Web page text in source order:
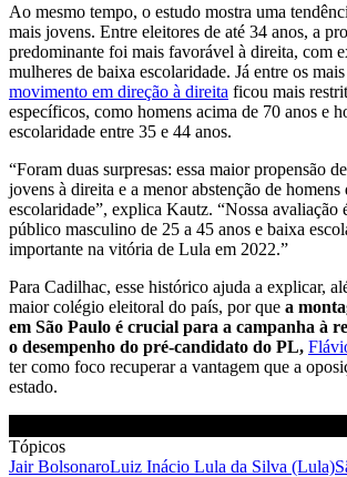
Ao mesmo tempo, o estudo mostra uma
mais jovens. Entre eleitores de até 34 anos, a
predominante foi mais favorável à direita, com
mulheres de baixa escolaridade. Já entre os
movimento em direção à direita ficou mais
específicos, como homens acima de 70 anos e
escolaridade entre 35 e 44 anos.
“Foram duas surpresas: essa maior propensão
jovens à direita e a menor abstenção de homens
escolaridade”, explica Kautz. “Nossa avaliação
público masculino de 25 a 45 anos e baixa
importante na vitória de Lula em 2022.”
Para Cadilhac, esse histórico ajuda a explicar,
maior colégio eleitoral do país, por que a
em São Paulo é crucial para a campanha à
o desempenho do pré-candidato do PL,
ter como foco recuperar a vantagem que a
estado.
Tópicos
Jair BolsonaroLuiz Inácio Lula da Silva (Lula)